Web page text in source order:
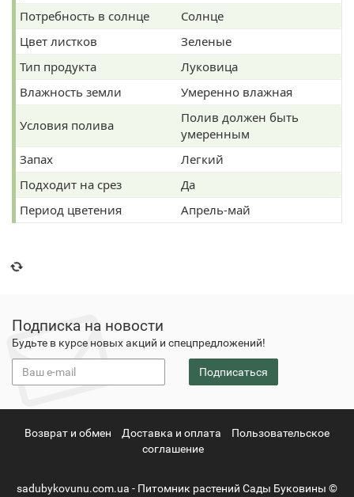
Потребность в солнце
Солнце
Цвет листков
Зеленые
Тип продукта
Луковица
Влажность земли
Умеренно влажная
Условия полива
Полив должен быть
умеренным
Запах
Легкий
Подходит на срез
Да
Период цветения
Апрель-май
Подписка на новости
Будьте в курсе новых акций и спецпредложений!
Подписаться
Возврат и обмен Доставка и оплата
Пользовательское
соглашение
sadubykovunu.com.ua - Питомник растений Сады Буковины ©